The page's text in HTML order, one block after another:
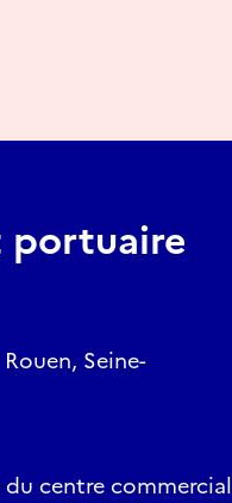
portuaire
Seine-
centre commercial